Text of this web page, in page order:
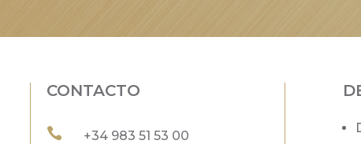
CONTACTO
 +34 983 51 53 00